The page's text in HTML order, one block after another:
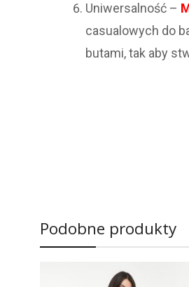
Uniwersalność –
casualowych do
butami, tak aby
Podobne produkty